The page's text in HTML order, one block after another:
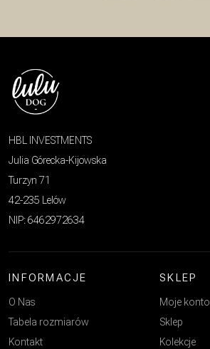
HBL INVESTMENTS
Julia Górecka-Kijowska
Turzyn 71
42-235 Lelów
NIP: 6462972634
INFORMACJE
O Nas
Tabela rozmiarów
Kontakt
SKLEP
Moje konto
Sklep
Kolekcje